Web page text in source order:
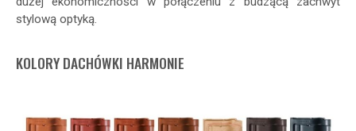
stylową optyką.
KOLORY DACHÓWKI HARMONIE